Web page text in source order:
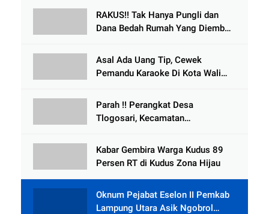
Meninggal Dunia
RAKUS!! Tak Hanya Pungli dan
Dana Bedah Rumah Yang Diembat,
Tlogowungu, di Duga
Selewengkan Bantuan Mushola
Asal Ada Uang Tip, Cewek
Pemandu Karaoke Di Kota Wali
Parah !! Perangkat Desa
Tlogosari, Kecamatan
Rumah dari BAZNAS
Kabar Gembira Warga Kudus 89
Persen RT di Kudus Zona Hijau
Oknum Pejabat Eselon II Pemkab
Lampung Utara Asik Ngobrol